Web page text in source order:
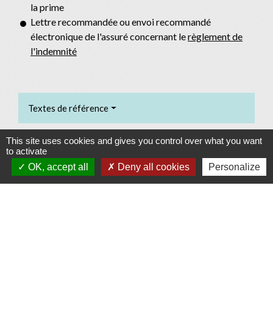
la prime
Lettre recommandée ou envoi recommandé
électronique de l'assuré concernant lerèglement de
l'indemnité
Textes de référence
Services en ligne et formulaires
Signaler une erreur sur cette page
This site uses cookies and gives you control over what you want
to activate
OK, accept all
Deny all cookies Personalize